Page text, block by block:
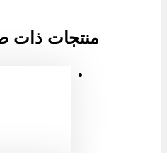
منتجات ذات